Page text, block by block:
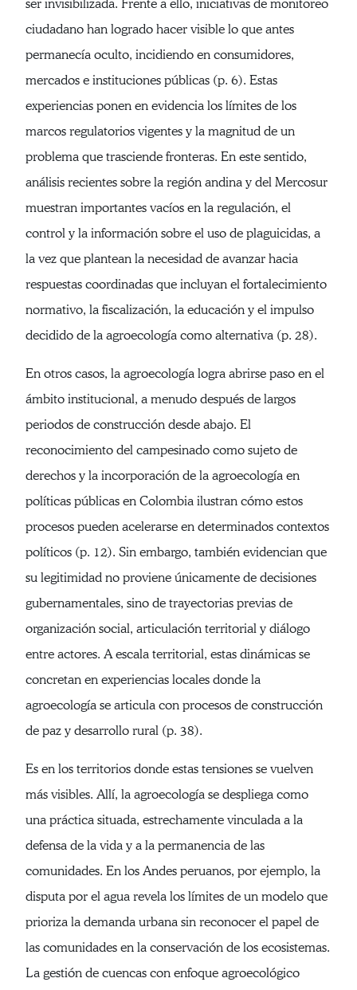
ser invisibilizada. Frente a ello, iniciativas de monitoreo
ciudadano han logrado hacer visible lo que antes
permanecía oculto, incidiendo en consumidores,
mercados e instituciones públicas (p. 6). Estas
experiencias ponen en evidencia los límites de los
marcos regulatorios vigentes y la magnitud de un
problema que trasciende fronteras. En este sentido,
análisis recientes sobre la región andina y del Mercosur
muestran importantes vacíos en la regulación, el
control y la información sobre el uso de plaguicidas, a
la vez que plantean la necesidad de avanzar hacia
respuestas coordinadas que incluyan el fortalecimiento
normativo, la fiscalización, la educación y el impulso
decidido de la agroecología como alternativa (p. 28).
En otros casos, la agroecología logra abrirse paso en el
ámbito institucional, a menudo después de largos
periodos de construcción desde abajo. El
reconocimiento del campesinado como sujeto de
derechos y la incorporación de la agroecología en
políticas públicas en Colombia ilustran cómo estos
procesos pueden acelerarse en determinados contextos
políticos (p. 12). Sin embargo, también evidencian que
su legitimidad no proviene únicamente de decisiones
gubernamentales, sino de trayectorias previas de
organización social, articulación territorial y diálogo
entre actores. A escala territorial, estas dinámicas se
concretan en experiencias locales donde la
agroecología se articula con procesos de construcción
de paz y desarrollo rural (p. 38).
Es en los territorios donde estas tensiones se vuelven
más visibles. Allí, la agroecología se despliega como
una práctica situada, estrechamente vinculada a la
defensa de la vida y a la permanencia de las
comunidades. En los Andes peruanos, por ejemplo, la
disputa por el agua revela los límites de un modelo que
prioriza la demanda urbana sin reconocer el papel de
las comunidades en la conservación de los ecosistemas.
La gestión de cuencas con enfoque agroecológico